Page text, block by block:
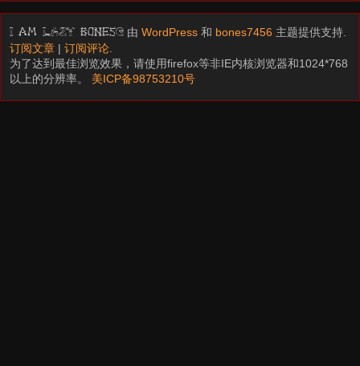
I am LAZY bones? 由WordPress 和 bones7456 主题提供支持.
订阅文章 |订阅评论
为了达到最佳浏览效果，请使用firefox等非IE内核浏览器和1024*768
以上的分辨率。 美ICP备98753210号